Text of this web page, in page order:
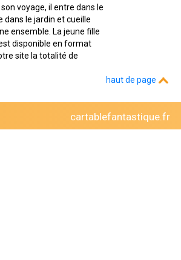
voyage, il entre dans le
dans le jardin et cueille
ensemble. La jeune fille
disponible en format
site la totalité de
haut de page
cartablefantastique.fr